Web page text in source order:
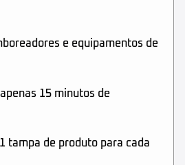
e equipamentos de
15 minutos de
tampa de produto para cada